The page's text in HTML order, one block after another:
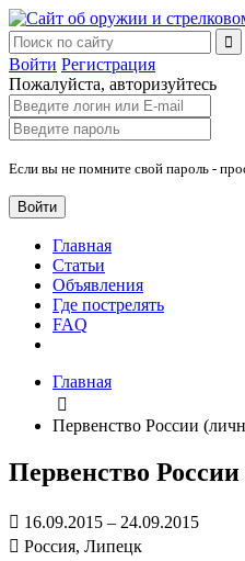
Войти Регистрация
Пожалуйста, авторизуйтесь
Если вы не помните свой пароль -
Войти
Главная
Статьи
Объявления
Где пострелять
FAQ
Главная
Первенство России
Первенство
16.09.2015 – 24.09.2015
Россия, Липецк